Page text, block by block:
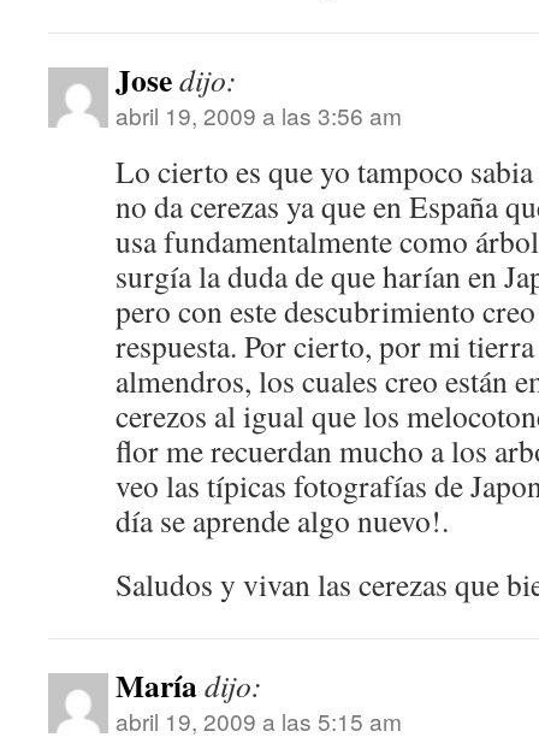
Josedijo:
abril 19, 2009 a las 3:56 am
Lo cierto es que yo tampoco
no da cerezas ya que en España
usa fundamentalmente como
surgía la duda de que harían en
pero con este descubrimiento
respuesta. Por cierto, por mi
almendros, los cuales creo están
cerezos al igual que los
flor me recuerdan mucho a los
veo las típicas fotografías de
día se aprende algo nuevo!.
Saludos y vivan las cerezas que
Maríadijo:
abril 19, 2009 a las 5:15 am